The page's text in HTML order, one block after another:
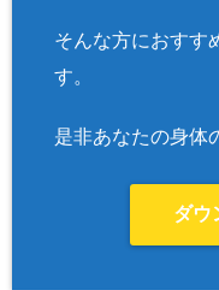
そんな方におすす
す。
是非あなたの身体
ダウ